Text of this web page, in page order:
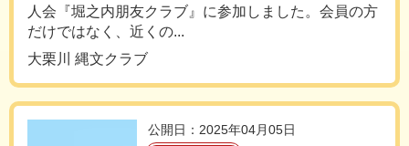
人会『堀之内朋友クラブ』に参加しました。会員の方
だけではなく、近くの...
大栗川 縄文クラブ
公開日：2025年04月05日